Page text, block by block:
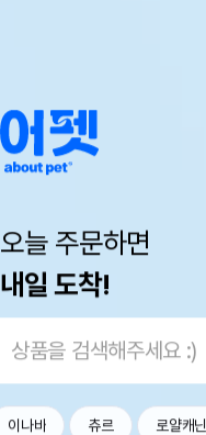
오늘 주문하면
내일 도착!
이나바 츄르 로얄캐닌